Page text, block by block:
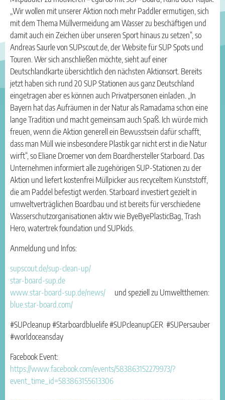
„Wir wollen mit unserer Aktion noch mehr Paddler ermutigen, sich
mit dem Thema Müllvermeidung am Wasser zu beschäftigen und
damit auch ein Zeichen über unseren Sport hinaus zu setzen“, so
Andreas Saurle von SUPscout.de, der Website für SUP Spots und
Touren. Wer sich anschließen möchte, sieht auf einer
Deutschlandkarte übersichtlich den nächsten Aktionsort. Bereits
jetzt haben sich rund 20 SUP Stationen aus ganz Deutschland
eingetragen aber es können auch Privatpersonen einladen. „In
Bayern hat das Aufräumen in der Natur als Ramadama schon eine
lange Tradition und macht gemeinsam auch Spaß. Ich würde mich
freuen, wenn die Aktion generell ein Bewusstsein dafür schafft,
dass man Müll wie insbesondere Plastik gar nicht erst in die Natur
wirft“, so Eliane Droemer von dem Boardhersteller Starboard. Das
Unternehmen informiert alle zugehörigen SUP-Stationen zu der
Aktion und liefert kostenfrei Müllpicker aus recyceltem Kunststoff,
die am Paddel befestigt werden. Starboard investiert gezielt in
umweltverträglichen Boardbau und ist bereits für verschiedene
Wasserschutzorganisationen aktiv wie ByeByePlasticBag, Trash
Hero, watertrek foundation und SUPkids.
Anmeldung und Infos:
supscout.de/sup-clean-up/
star-board-sup.de
www.star-board-sup.de/news/ und speziell zu Umweltthemen:
blue.star-board.com/
#SUPcleanup #Starboardbluelife #SUPcleanupGER #SUPersauber
#worldoceansday
Facebook Event:
https://www.facebook.com/events/583863152279973/?
event_time_id=583863155613306